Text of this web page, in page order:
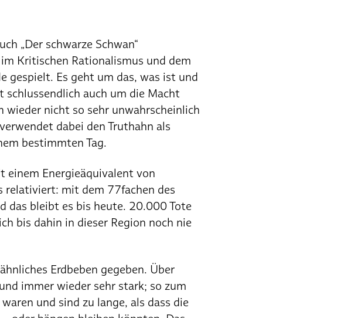
„Der schwarze Schwan“
Kritischen Rationalismus und dem
gespielt. Es geht um das, was ist und
schlussendlich auch um die Macht
wieder nicht so sehr unwahrscheinlich
dabei den Truthahn als
bestimmten Tag.
einem Energieäquivalent von
relativiert: mit dem 77fachen des
das bleibt es bis heute. 20.000 Tote
bis dahin in dieser Region noch nie
Erdbeben gegeben. Über
immer wieder sehr stark; so zum
und sind zu lange, als dass die